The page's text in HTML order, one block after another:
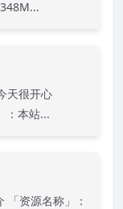
天很开心
：本站...
「资源名称」：